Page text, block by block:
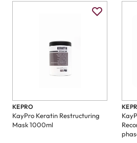
KEPRO
KayPro Keratin Restructuring
Mask 1000ml